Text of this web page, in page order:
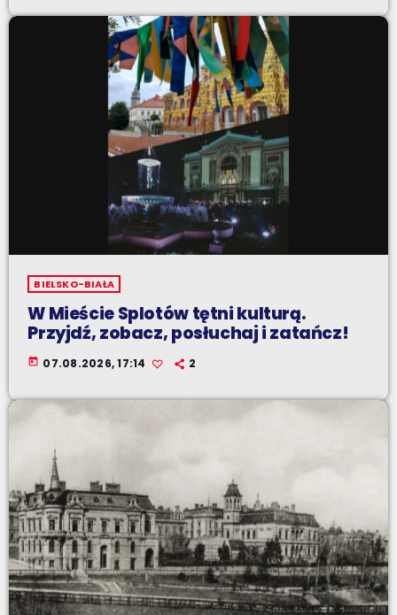
BIELSKO-BIAŁA
W Mieście Splotów tętni kulturą.
Przyjdź, zobacz, posłuchaj i zatańcz!
today 07.08.2026, 17:14 2